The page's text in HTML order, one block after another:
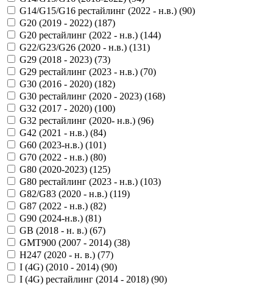
G14/G15/G16 рестайлинг (2022 - н.в.) (90)
G20 (2019 - 2022) (187)
G20 рестайлинг (2022 - н.в.) (144)
G22/G23/G26 (2020 - н.в.) (131)
G29 (2018 - 2023) (73)
G29 рестайлинг (2023 - н.в.) (70)
G30 (2016 - 2020) (182)
G30 рестайлинг (2020 - 2023) (168)
G32 (2017 - 2020) (100)
G32 рестайлинг (2020- н.в.) (96)
G42 (2021 - н.в.) (84)
G60 (2023-н.в.) (101)
G70 (2022 - н.в.) (80)
G80 (2020-2023) (125)
G80 рестайлинг (2023 - н.в.) (103)
G82/G83 (2020 - н.в.) (119)
G87 (2022 - н.в.) (82)
G90 (2024-н.в.) (81)
GB (2018 - н. в.) (67)
GMT900 (2007 - 2014) (38)
H247 (2020 - н. в.) (77)
I (4G) (2010 - 2014) (90)
I (4G) рестайлинг (2014 - 2018) (90)